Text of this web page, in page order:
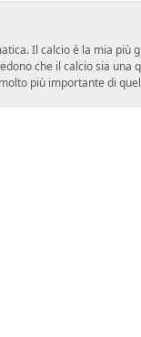
Il calcio è la mia più
che il calcio sia una
più importante di